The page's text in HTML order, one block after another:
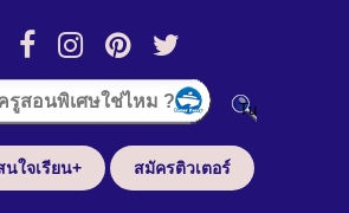
นใจเรียน+ สมัครติวเตอร์